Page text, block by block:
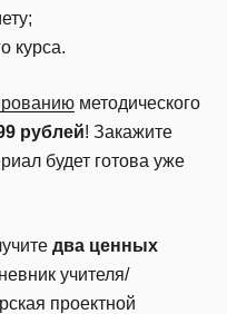
курса.
методического
рублей! Закажите
будет готова уже
два ценных
учителя/
проектной